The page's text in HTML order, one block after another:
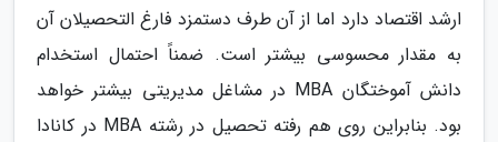
ارشد اقتصاد دارد اما از آن طرف دستمزد فارغ التحصیلان آن
به مقدار محسوسی بیشتر است. ضمناً احتمال استخدام
دانش آموختگان MBA در مشاغل مدیریتی بیشتر خواهد
بود. بنابراین روی هم رفته تحصیل در رشته MBA در کانادا